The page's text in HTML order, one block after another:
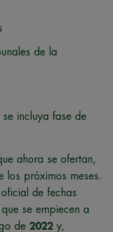
de la
incluya fase de
ahora se ofertan,
los próximos meses.
de fechas
se empiecen a
de 2022 y,